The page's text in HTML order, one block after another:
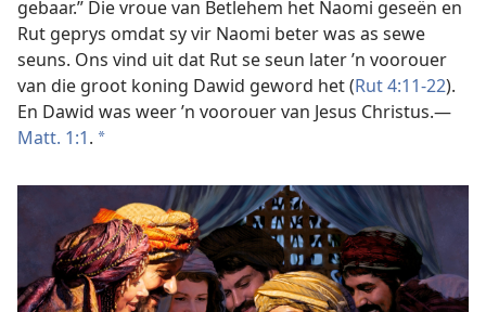
gebaar.” Die vroue van Betlehem het Naomi geseën en
Rut geprys omdat sy vir Naomi beter was as sewe
seuns. Ons vind uit dat Rut se seun later ’n voorouer
van die groot koning Dawid geword het (Rut 4:11-22).
En Dawid was weer ’n voorouer van Jesus Christus.—
Matt. 1:1. *